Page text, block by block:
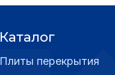
Каталог
Плиты перекрытия